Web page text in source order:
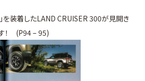
」を装着したLAND CRUISER 300が見開き
！ (P94 – 95)